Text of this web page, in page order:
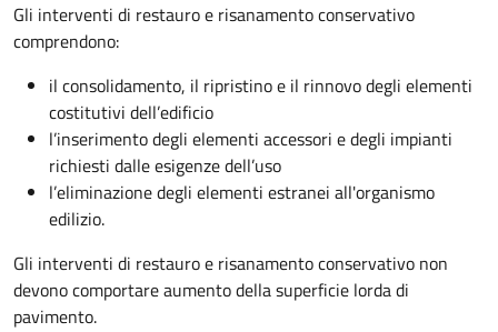
Gli interventi di restauro e risanamento conservativo
comprendono:
il consolidamento, il ripristino e il rinnovo degli elementi
costitutivi dell’edificio
l’inserimento degli elementi accessori e degli impianti
richiesti dalle esigenze dell’uso
l’eliminazione degli elementi estranei all'organismo
edilizio.
Gli interventi di restauro e risanamento conservativo non
devono comportare aumento della superficie lorda di
pavimento.